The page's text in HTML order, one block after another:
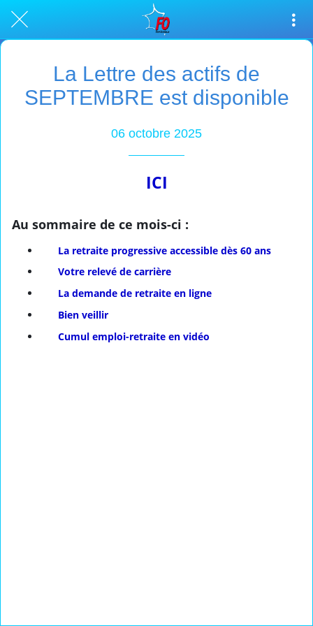
La Lettre des actifs de
SEPTEMBRE est disponible
06 octobre 2025
ICI
Au sommaire de ce mois-ci :
La retraite progressive accessible dès 60 ans
Votre relevé de carrière
La demande de retraite en ligne
Bien veillir
Cumul emploi-retraite en vidéo